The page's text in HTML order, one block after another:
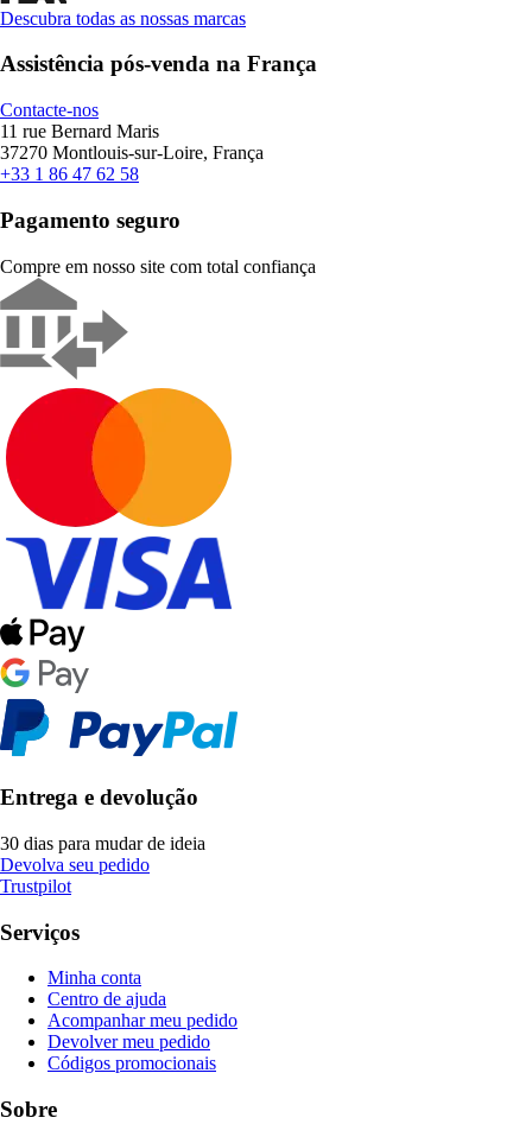
Descubra todas as nossas marcas
Assistência pós-venda na França
Contacte-nos
11 rue Bernard Maris
37270 Montlouis-sur-Loire, França
+33 1 86 47 62 58
Pagamento seguro
Compre em nosso site com total confiança
Entrega e devolução
30 dias para mudar de ideia
Devolva seu pedido
Trustpilot
Serviços
Minha conta
Centro de ajuda
Acompanhar meu pedido
Devolver meu pedido
Códigos promocionais
Sobre